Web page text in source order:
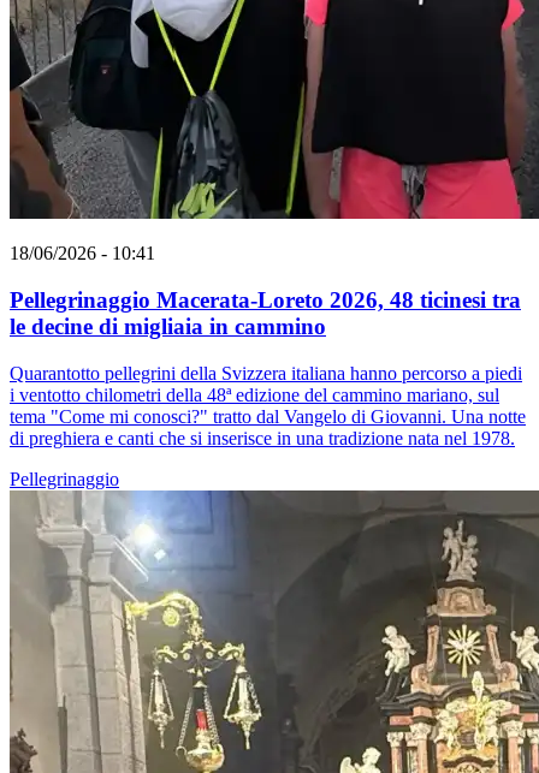
18/06/2026 - 10:41
Pellegrinaggio Macerata-Loreto 2026, 48 ticinesi tra
le decine di migliaia in cammino
Quarantotto pellegrini della Svizzera italiana hanno percorso a piedi
i ventotto chilometri della 48ª edizione del cammino mariano, sul
tema "Come mi conosci?" tratto dal Vangelo di Giovanni. Una notte
di preghiera e canti che si inserisce in una tradizione nata nel 1978.
Pellegrinaggio